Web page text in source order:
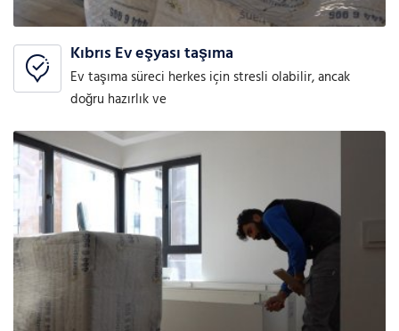
Kıbrıs Ev eşyası taşıma
Ev taşıma süreci herkes için stresli olabilir, ancak
doğru hazırlık ve